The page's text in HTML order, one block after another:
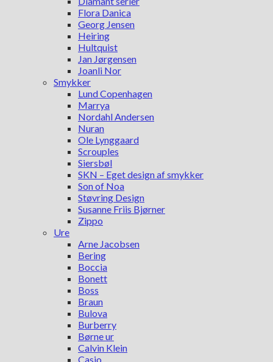
Flora Danica
Georg Jensen
Heiring
Hultquist
Jan Jørgensen
Joanli Nor
Smykker
Lund Copenhagen
Marrya
Nordahl Andersen
Nuran
Ole Lynggaard
Scrouples
Siersbøl
SKN – Eget design af smykker
Son of Noa
Støvring Design
Susanne Friis Bjørner
Zippo
Ure
Arne Jacobsen
Bering
Boccia
Bonett
Boss
Braun
Bulova
Burberry
Børne ur
Calvin Klein
Casio